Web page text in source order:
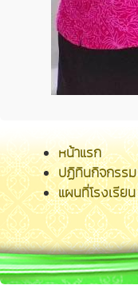
หน้าแรก
ปฏิทินกิจกรรม
แผนที่โรงเรียน